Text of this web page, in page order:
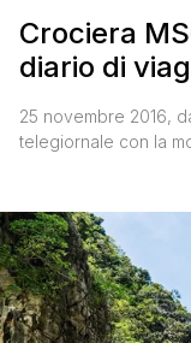
Crociera
diario di
25 novembre 2016,
telegiornale con la
successo'proprio
crociera MSC a Cuba